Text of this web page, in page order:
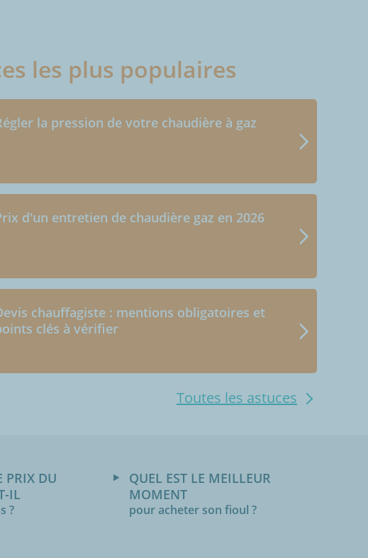
les plus populaires
la pression de votre chaudière à gaz
d'un entretien de chaudière gaz en 2026
chauffagiste : mentions obligatoires et
clés à vérifier
Toutes les astuces
PRIX DU
IL
?
QUEL EST LE MEILLEUR
MOMENT
pour acheter son fioul ?